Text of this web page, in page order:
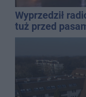
Wyprzedził
tuż przed